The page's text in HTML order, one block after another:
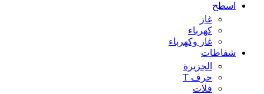
اسطح
غاز
كهرباء
غاز وكهرباء
شفاطات
الجزيرة
حرف T
فلات